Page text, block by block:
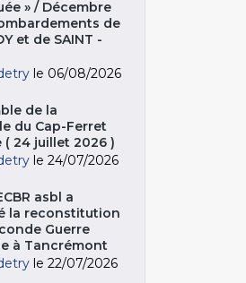
» / Décembre
de
et de SAINT -
le 06/08/2026
de la
du Cap-Ferret
( 24 juillet 2026 )
le 24/07/2026
asbl a
la reconstitution
Guerre
à Tancrémont
le 22/07/2026